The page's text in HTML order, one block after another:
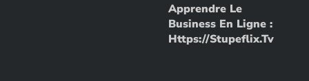
Apprendre Le
Business En Ligne :
Https://stupeflix.tv